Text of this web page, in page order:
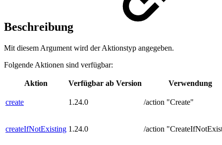
Beschreibung
Mit diesem Argument wird der Aktionstyp angegeben.
Folgende Aktionen sind verfügbar:
Aktion Verfügbar ab Version Verwendung
create 1.24.0 /action "Create"
createIfNotExisting 1.24.0 /action